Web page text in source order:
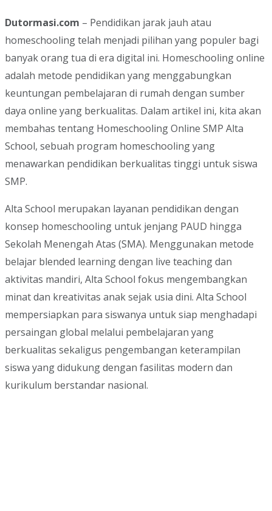
Dutormasi.com – Pendidikan jarak jauh atau
homeschooling telah menjadi pilihan yang populer bagi
banyak orang tua di era digital ini. Homeschooling online
adalah metode pendidikan yang menggabungkan
keuntungan pembelajaran di rumah dengan sumber
daya online yang berkualitas. Dalam artikel ini, kita akan
membahas tentang Homeschooling Online SMP Alta
School, sebuah program homeschooling yang
menawarkan pendidikan berkualitas tinggi untuk siswa
SMP.
Alta School merupakan layanan pendidikan dengan
konsep homeschooling untuk jenjang PAUD hingga
Sekolah Menengah Atas (SMA). Menggunakan metode
belajar blended learning dengan live teaching dan
aktivitas mandiri, Alta School fokus mengembangkan
minat dan kreativitas anak sejak usia dini. Alta School
mempersiapkan para siswanya untuk siap menghadapi
persaingan global melalui pembelajaran yang
berkualitas sekaligus pengembangan keterampilan
siswa yang didukung dengan fasilitas modern dan
kurikulum berstandar nasional.